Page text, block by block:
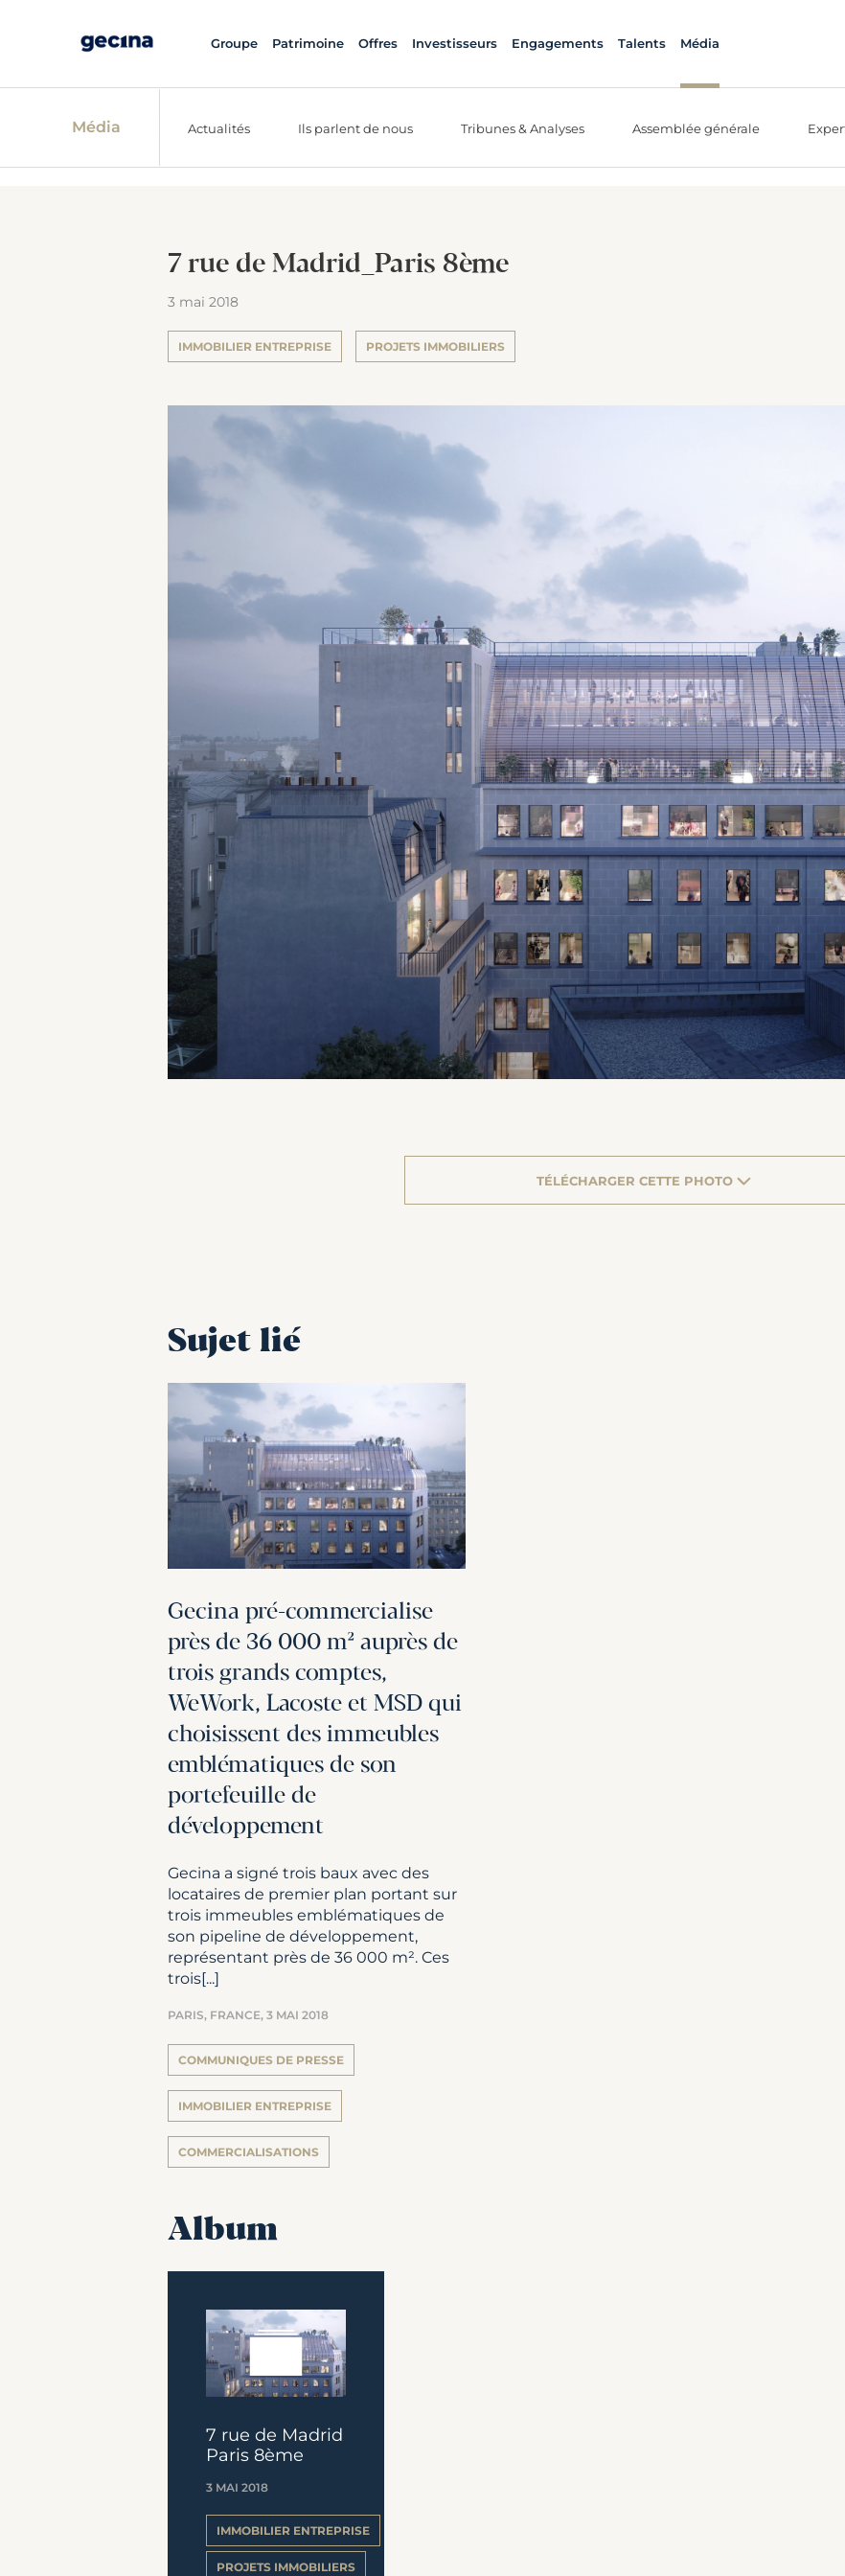
Groupe Patrimoine Offres Investisseurs Engagements Talents Média
Média Actualités Ils parlent de nous Tribunes & Analyses Assemblée générale
7 rue de Madrid_Paris 8ème
3 mai 2018
IMMOBILIER ENTREPRISE PROJETS IMMOBILIERS
TÉLÉCHARGER CETTE PHOTO
Sujet lié
Gecina pré-commercialise
près de 36 000 m² auprès de
trois grands comptes,
WeWork, Lacoste et MSD qui
choisissent des immeubles
emblématiques de son
portefeuille de
développement
Gecina a signé trois baux avec des
locataires de premier plan portant sur
trois immeubles emblématiques de
son pipeline de développement,
représentant près de 36 000 m². Ces
trois[...]
PARIS, FRANCE, 3 MAI 2018
COMMUNIQUES DE PRESSE
IMMOBILIER ENTREPRISE
COMMERCIALISATIONS
Album
7 rue de Madrid
Paris 8ème
3 MAI 2018
IMMOBILIER ENTREPRISE
PROJETS IMMOBILIERS